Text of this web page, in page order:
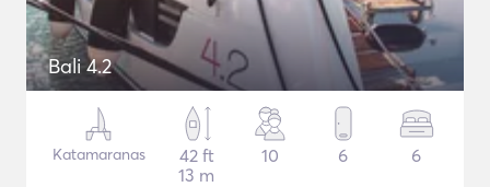
Bali 4.2
Katamaranas
42 ft
13 m
10 6 6